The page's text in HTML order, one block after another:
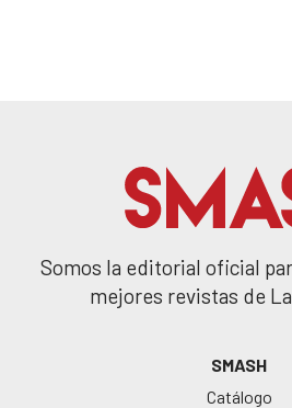
Somos la editorial oficial
mejores revistas de
SMASH
Catálogo